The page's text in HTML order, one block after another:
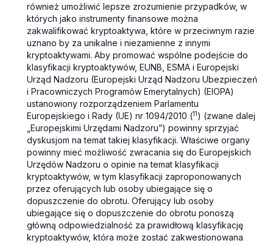
również umożliwić lepsze zrozumienie przypadków, w
których jako instrumenty finansowe można
zakwalifikować kryptoaktywa, które w przeciwnym razie
uznano by za unikalne i niezamienne z innymi
kryptoaktywami. Aby promować wspólne podejście do
klasyfikacji kryptoaktywów, EUNB, ESMA i Europejski
Urząd Nadzoru (Europejski Urząd Nadzoru Ubezpieczeń
i Pracowniczych Programów Emerytalnych) (EIOPA)
ustanowiony rozporządzeniem Parlamentu
Europejskiego i Rady (UE) nr 1094/2010 (11) (zwane dalej
„Europejskimi Urzędami Nadzoru”) powinny sprzyjać
dyskusjom na temat takiej klasyfikacji. Właściwe organy
powinny mieć możliwość zwracania się do Europejskich
Urzędów Nadzoru o opinie na temat klasyfikacji
kryptoaktywów, w tym klasyfikacji zaproponowanych
przez oferujących lub osoby ubiegające się o
dopuszczenie do obrotu. Oferujący lub osoby
ubiegające się o dopuszczenie do obrotu ponoszą
główną odpowiedzialność za prawidłową klasyfikację
kryptoaktywów, która może zostać zakwestionowana